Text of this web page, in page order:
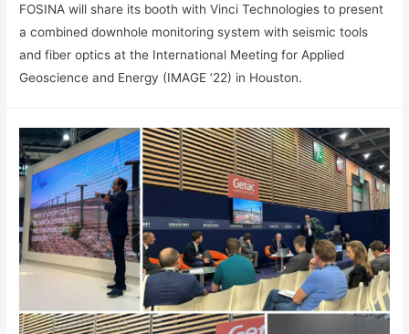
FOSINA will share its booth with Vinci Technologies to present
a combined downhole monitoring system with seismic tools
and fiber optics at the International Meeting for Applied
Geoscience and Energy (IMAGE ’22) in Houston.